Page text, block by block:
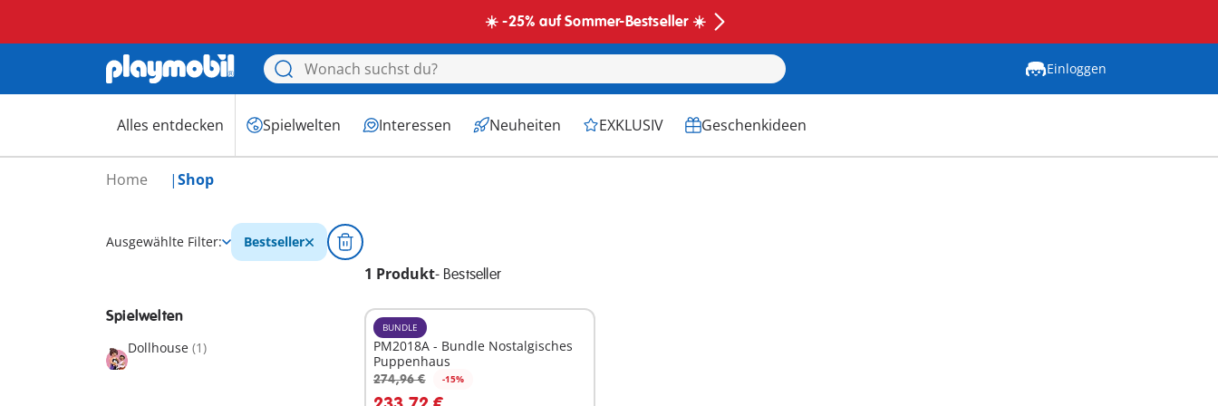
☀️ -25% auf Sommer-Bestseller ☀️
Einloggen
Alles entdecken Spielwelten Interessen Neuheiten EXKLUSIV Geschenkideen
Home Shop
Ausgewählte Filter: Bestseller
1 Produkt- Bestseller
Spielwelten
Dollhouse (1)
BUNDLE
PM2018A - Bundle Nostalgisches
Puppenhaus
274,96 € -15%